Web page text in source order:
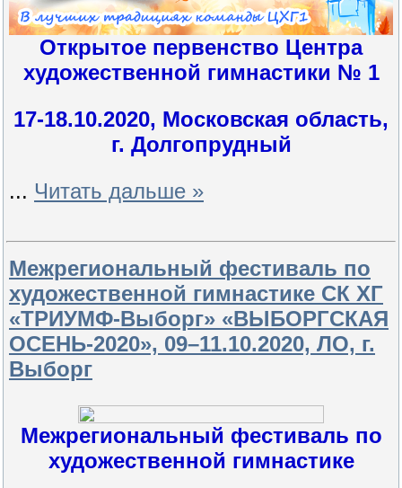
Открытое первенство Центра
художественной гимнастики № 1
17-18.10.2020, Московская область,
г. Долгопрудный
... Читать дальше »
Межрегиональный фестиваль по
художественной гимнастике СК ХГ
«ТРИУМФ-Выборг» «ВЫБОРГСКАЯ
ОСЕНЬ-2020», 09–11.10.2020, ЛО, г.
Выборг
Межрегиональный фестиваль по
художественной гимнастике